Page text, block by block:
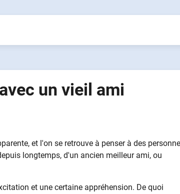
un vieil ami
et l'on se retrouve à penser à des
longtemps, d'un ancien meilleur ami, ou
et une certaine appréhension. De quoi